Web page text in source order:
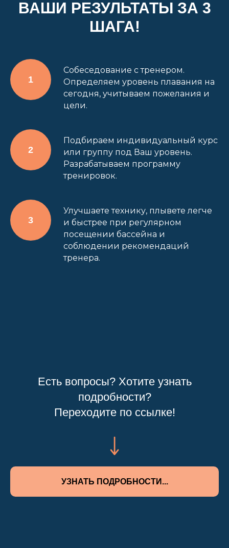
ВАШИ РЕЗУЛЬТАТЫ ЗА 3
ШАГА!
Собеседование с тренером.
Определяем уровень плавания на
сегодня, учитываем пожелания и
цели.
Подбираем индивидуальный курс
или группу под Ваш уровень.
Разрабатываем программу
тренировок.
Улучшаете технику, плывете легче
и быстрее при регулярном
посещении бассейна и
соблюдении рекомендаций
тренера.
Есть вопросы? Хотите узнать
подробности?
Переходите по ссылке!
УЗНАТЬ ПОДРОБНОСТИ...